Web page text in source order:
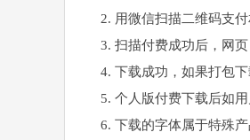
用微信扫描二维码支
扫描付费成功后，网
下载成功，如果打包
个人版付费下载后如
下载的字体属于特殊